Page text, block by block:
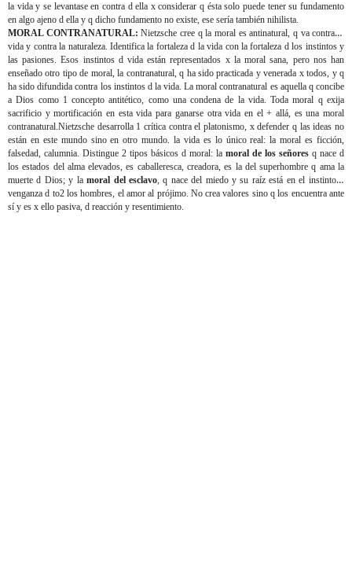
la vida y se levantase en contra d ella x considerar q ésta solo puede tener su fundamento
en algo ajeno d ella y q dicho fundamento no existe, ese sería también nihilista.
MORAL CONTRANATURAL: Nietzsche cree q la moral es antinatural, q va contra la
vida y contra la naturaleza. Identifica la fortaleza d la vida con la fortaleza d los instintos y
las pasiones. Esos instintos d vida están representados x la moral sana, pero nos han
enseñado otro tipo de moral, la contranatural, q ha sido practicada y venerada x todos, y q
ha sido difundida contra los instintos d la vida. La moral contranatural es aquella q concibe
a Dios como 1 concepto antitético, como una condena de la vida. Toda moral q exija
sacrificio y mortificación en esta vida para ganarse otra vida en el + allá, es una moral
contranatural.Nietzsche desarrolla 1 crítica contra el platonismo, x defender q las ideas no
están en este mundo sino en otro mundo. la vida es lo único real: la moral es ficción,
falsedad, calumnia. Distingue 2 tipos básicos d moral: la moral de los señores q nace d
los estados del alma elevados, es caballeresca, creadora, es la del superhombre q ama la
muerte d Dios; y lamoral del esclavo, q nace del miedo y su raíz está en el instinto d
venganza d to2 los hombres, el amor al prójimo. No crea valores sino q los encuentra ante
sí y es x ello pasiva, d reacción y resentimiento.